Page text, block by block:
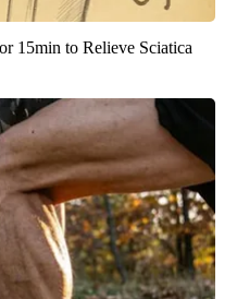
15min to Relieve Sciatica